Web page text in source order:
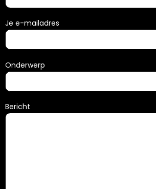
Je e-mailadres
Onderwerp
Bericht